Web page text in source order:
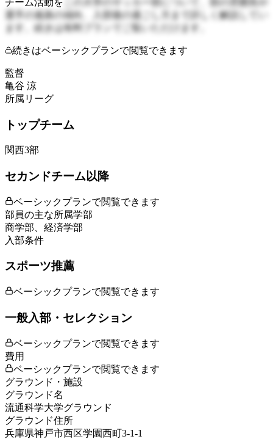
選手の進路の傾向、入部後の過ごし方まで詳しく解説してい
ます。続きは有料プランでご覧いただけます。
続きはベーシックプランで閲覧できます
監督
亀谷 涼
所属リーグ
トップチーム
関西3部
セカンドチーム以降
ベーシックプランで閲覧できます
部員の主な所属学部
商学部、経済学部
入部条件
スポーツ推薦
ベーシックプランで閲覧できます
一般入部・セレクション
ベーシックプランで閲覧できます
費用
ベーシックプランで閲覧できます
グラウンド・施設
グラウンド名
流通科学大学グラウンド
グラウンド住所
兵庫県神戸市西区学園西町3-1-1